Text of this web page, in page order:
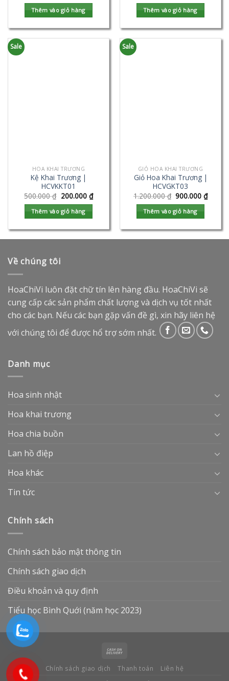
Thêm vào giỏ hàng Thêm vào giỏ hàng
Sale
HOA KHAI TRƯƠNG
Kệ Khai Trương |
HCVKKT01
500.000₫ 200.000 ₫
Thêm vào giỏ hàng
Sale
GIỎ HOA KHAI TRƯƠNG
Giỏ Hoa Khai Trương |
HCVGKT03
1.200.000₫ 900.000₫
Thêm vào giỏ hàng
Về chúng tôi
HoaChiVi luôn đặt chữ tín lên hàng đầu. HoaChiVi sẽ
cung cấp các sản phẩm chất lượng và dịch vụ tốt nhất
cho các bạn. Nếu các bạn gặp vấn đề gì, xin hãy liên hệ
với chúng tôi để được hổ trợ sớm nhất.
Danh mục
Hoa sinh nhật
Hoa khai trương
Hoa chia buồn
Lan hồ điệp
Hoa khác
Tin tức
Chính sách
Chính sách bảo mật thông tin
Chính sách giao dịch
Điều khoản và quy định
Tiểu học Bình Quới (năm học 2023)
Chính sách giao dịch Thanh toán Liên hệ